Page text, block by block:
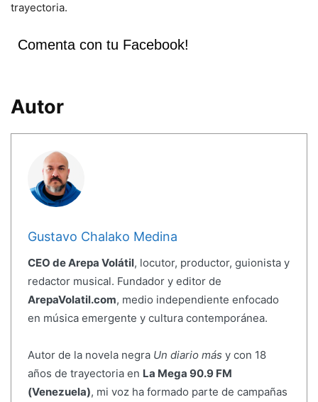
trayectoria.
Comenta con tu Facebook!
Autor
Gustavo Chalako Medina
CEO de Arepa Volátil, locutor, productor, guionista y
redactor musical. Fundador y editor de
ArepaVolatil.com, medio independiente enfocado
en música emergente y cultura contemporánea.
Autor de la novela negra Un diario más y con 18
años de trayectoria en La Mega 90.9 FM
(Venezuela), mi voz ha formado parte de campañas